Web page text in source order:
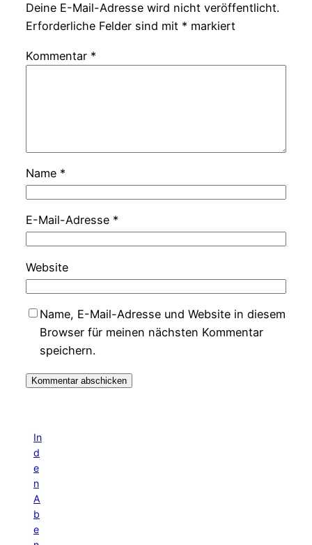
Deine E-Mail-Adresse wird nicht veröffentlicht.
Erforderliche Felder sind mit * markiert
Kommentar *
Name *
E-Mail-Adresse *
Website
Name, E-Mail-Adresse und Website in diesem
Browser für meinen nächsten Kommentar
speichern.
In
d
e
n
A
b
e